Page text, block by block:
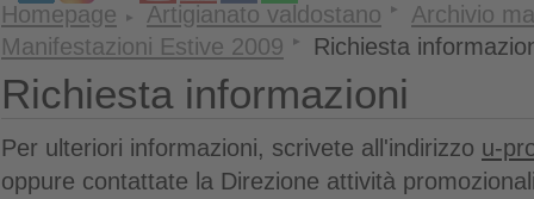
Homepage Artigianato valdostano
Archivio
Manifestazioni Estive 2009
Richiesta
Richiesta informazioni
Per ulteriori informazioni, scrivete all'indirizzo u-
oppure contattate la Direzione attività